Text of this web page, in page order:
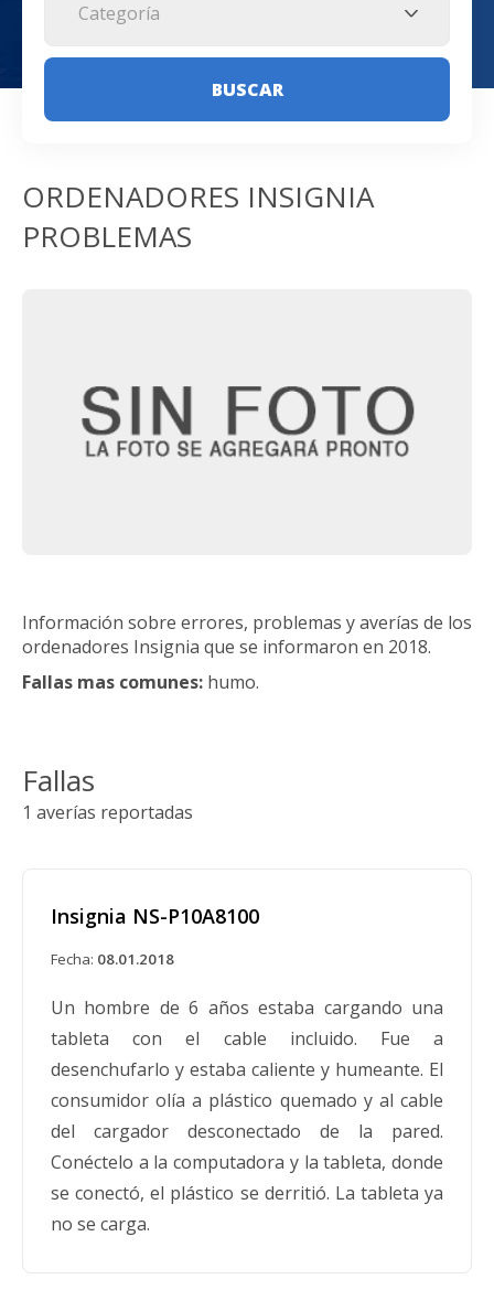
Categoría
BUSCAR
ORDENADORES INSIGNIA
PROBLEMAS
Información sobre errores, problemas y averías de los
ordenadores Insignia que se informaron en 2018.
Fallas mas comunes: humo.
Fallas
1 averías reportadas
Insignia NS-P10A8100
Fecha: 08.01.2018
Un hombre de 6 años estaba cargando una
tableta con el cable incluido. Fue a
desenchufarlo y estaba caliente y humeante. El
consumidor olía a plástico quemado y al cable
del cargador desconectado de la pared.
Conéctelo a la computadora y la tableta, donde
se conectó, el plástico se derritió. La tableta ya
no se carga.